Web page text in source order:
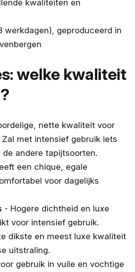
kwaliteiten en
werkdagen), geproduceerd in
welke kwaliteit
nette kwaliteit voor
met intensief gebruik iets
andere tapijtsoorten.
een chique, egale
voor dagelijks
- Hogere dichtheid en luxe
voor intensief gebruik.
dikste en meest luxe kwaliteit
uitstraling.
gebruik in vuile en vochtige